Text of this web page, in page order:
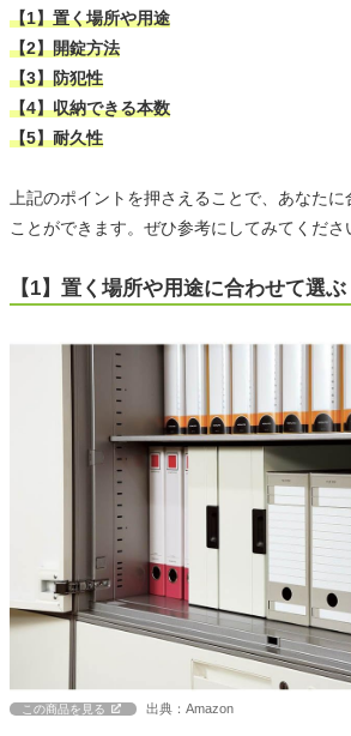
【1】置く場所や用途
【2】開錠方法
【3】防犯性
【4】収納できる本数
【5】耐久性
上記のポイントを押さえることで、あなたに
ことができます。ぜひ参考にしてみてくださ
【1】置く場所や用途に合わせて選ぶ
この商品を見る 出典：Amazon